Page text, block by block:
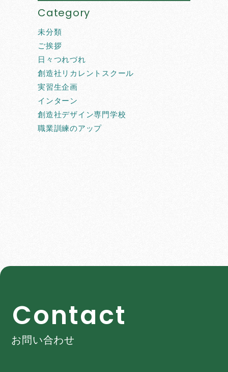
Category
未分類
ご挨拶
日々つれづれ
創造社リカレントスクール
実習生企画
インターン
創造社デザイン専門学校
職業訓練のアップ
Contact
お問い合わせ